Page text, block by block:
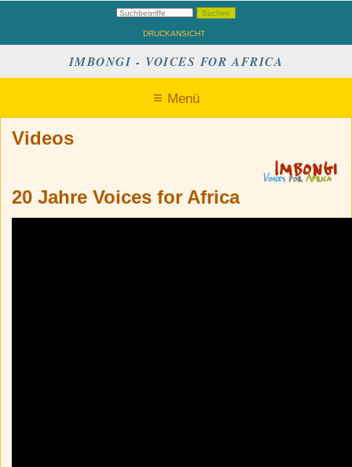
DRUCKANSICHT
IMBONGI - VOICES FOR AFRICA
Menü
Videos
20 Jahre Voices for Africa